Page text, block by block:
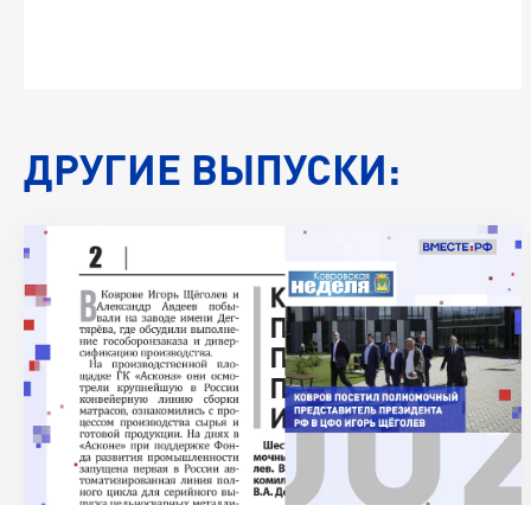
ДРУГИЕ ВЫПУСКИ: